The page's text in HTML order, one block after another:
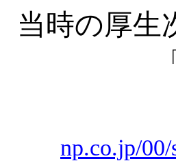
当時の厚
np.co.jp/00/